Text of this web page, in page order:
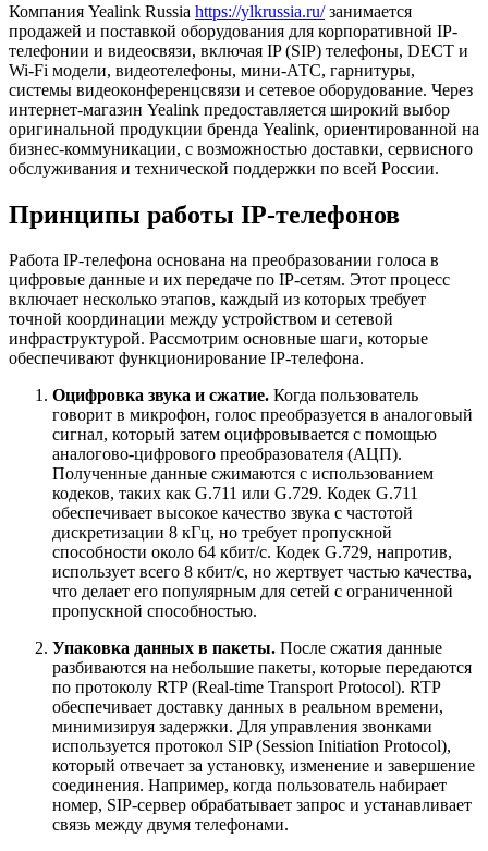
Компания Yealink Russia https://ylkrussia.ru/занимается
продажей и поставкой оборудования для корпоративной IP-
телефонии и видеосвязи, включая IP (SIP) телефоны, DECT и
Wi-Fi модели, видеотелефоны, мини-АТС, гарнитуры,
системы видеоконференцсвязи и сетевое оборудование. Через
интернет-магазин Yealink предоставляется широкий выбор
оригинальной продукции бренда Yealink, ориентированной на
бизнес-коммуникации, с возможностью доставки, сервисного
обслуживания и технической поддержки по всей России.
Принципы работы IP-телефонов
Работа IP-телефона основана на преобразовании голоса в
цифровые данные и их передаче по IP-сетям. Этот процесс
включает несколько этапов, каждый из которых требует
точной координации между устройством и сетевой
инфраструктурой. Рассмотрим основные шаги, которые
обеспечивают функционирование IP-телефона.
Оцифровка звука и сжатие. Когда пользователь
говорит в микрофон, голос преобразуется в аналоговый
сигнал, который затем оцифровывается с помощью
аналогово-цифрового преобразователя (АЦП).
Полученные данные сжимаются с использованием
кодеков, таких как G.711 или G.729. Кодек G.711
обеспечивает высокое качество звука с частотой
дискретизации 8 кГц, но требует пропускной
способности около 64 кбит/с. Кодек G.729, напротив,
использует всего 8 кбит/с, но жертвует частью качества,
что делает его популярным для сетей с ограниченной
пропускной способностью.
Упаковка данных в пакеты. После сжатия данные
разбиваются на небольшие пакеты, которые передаются
по протоколу RTP (Real-time Transport Protocol). RTP
обеспечивает доставку данных в реальном времени,
минимизируя задержки. Для управления звонками
используется протокол SIP (Session Initiation Protocol),
который отвечает за установку, изменение и завершение
соединения. Например, когда пользователь набирает
номер, SIP-сервер обрабатывает запрос и устанавливает
связь между двумя телефонами.